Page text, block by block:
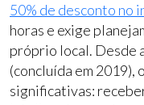
50% de desconto no
horas e exige
próprio local. Desde
(concluída em 2019),
significativas: